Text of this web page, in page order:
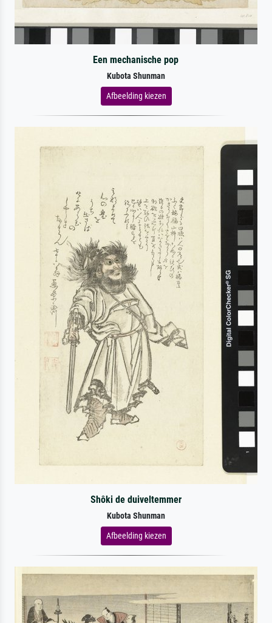
Een mechanische pop
Kubota Shunman
Afbeelding kiezen
Shôki de duiveltemmer
Kubota Shunman
Afbeelding kiezen